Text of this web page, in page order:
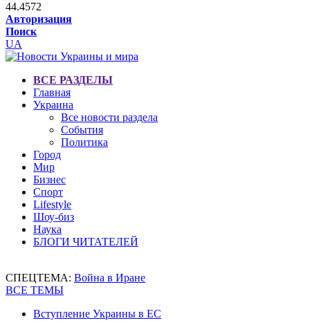
44.4572
Авторизация
Поиск
UA
ВСЕ РАЗДЕЛЫ
Главная
Украина
Все новости раздела
События
Политика
Город
Мир
Бизнес
Спорт
Lifestyle
Шоу-биз
Наука
БЛОГИ ЧИТАТЕЛЕЙ
СПЕЦТЕМА: Война в Иране
ВСЕ ТЕМЫ
Вступление Украины в ЕС